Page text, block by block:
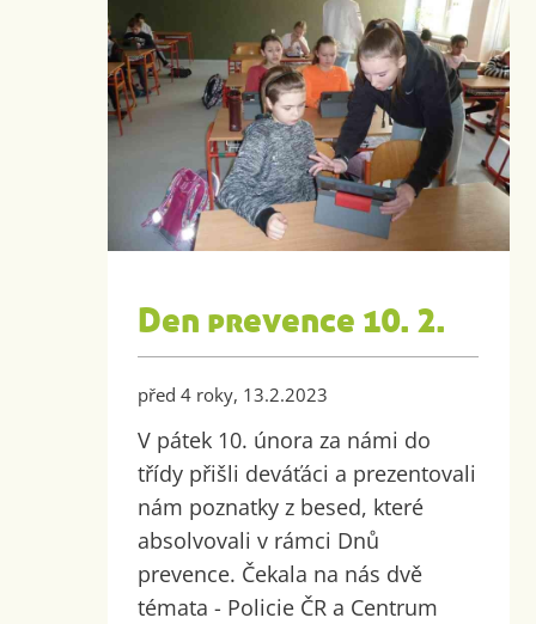
Den prevence 10. 2.
před 4 roky, 13.2.2023
V pátek 10. února za námi do
třídy přišli deváťáci a prezentovali
nám poznatky z besed, které
absolvovali v rámci Dnů
prevence. Čekala na nás dvě
témata - Policie ČR a Centrum